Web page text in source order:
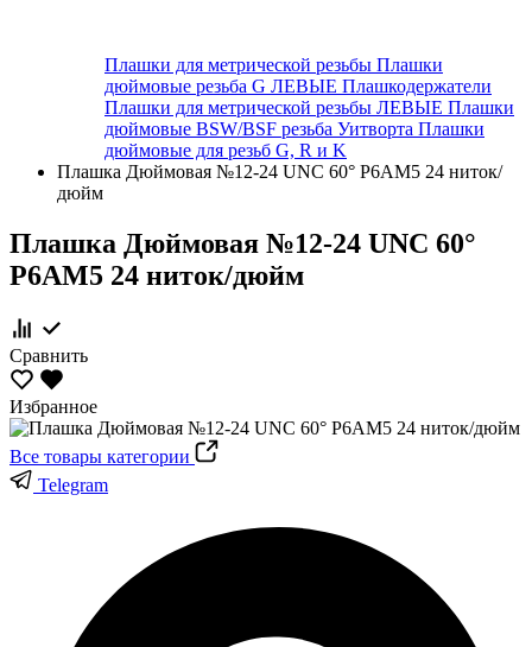
Плашки для метрической резьбы Плашки
дюймовые резьба G ЛЕВЫЕ Плашкодержатели
Плашки для метрической резьбы ЛЕВЫЕ Плашки
дюймовые BSW/BSF резьба Уитворта Плашки
дюймовые для резьб G, R и K
Плашка Дюймовая №12-24 UNC 60° Р6АМ5 24 ниток/
дюйм
Плашка Дюймовая №12-24 UNC 60°
Р6АМ5 24 ниток/дюйм
Сравнить
Избранное
Все товары категории
Telegram